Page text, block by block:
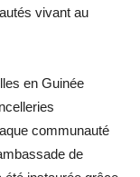
vivant au
en Guinée
communauté
de